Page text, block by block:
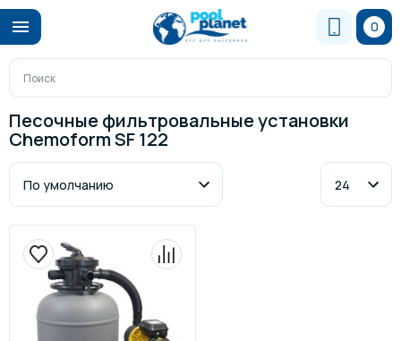
0
Песочные фильтровальные установки
Chemoform SF 122